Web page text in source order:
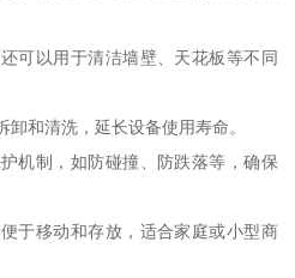
可以用于清洁墙壁、天花板等不同
和清洗，延长设备使用寿命。
机制，如防碰撞、防跌落等，确保
于移动和存放，适合家庭或小型商